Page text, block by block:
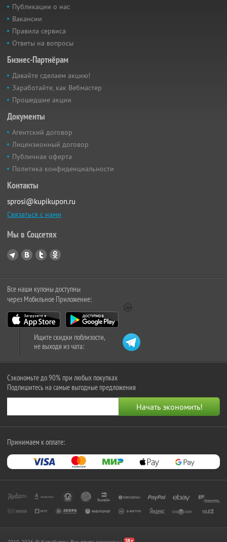
Публикации о нас
Вакансии
Правила сервиса
Ответы на вопросы
Бизнес-Партнёрам
Давайте сделаем акцию!
Заработайте, как Вебмастер
Прошедшие акции
Документы
Агентский договор
Лицензионный договор
Публичная оферта
Политика конфиденциальности
Контакты
sprosi@kupikupon.ru
Связаться с нами
Мы в Соцсетях
Все наши купоны доступны
через Мобильное Приложение:
Ищите скидки поблизости,
не выходя из чата:
Сэкономьте до 90% при любых покупках
Подпишитесь на самые выгодные предложения
Принимаем к оплате: